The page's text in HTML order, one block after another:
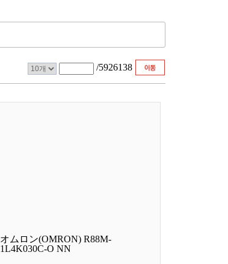
/5926138
オムロン(OMRON) R88M-
1L4K030C-O NN